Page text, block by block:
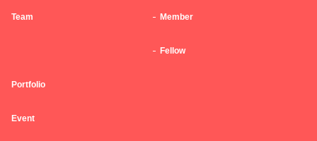
Team Member
Fellow
Portfolio
Event